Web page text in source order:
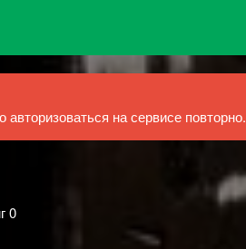
на сервисе повторно.
0